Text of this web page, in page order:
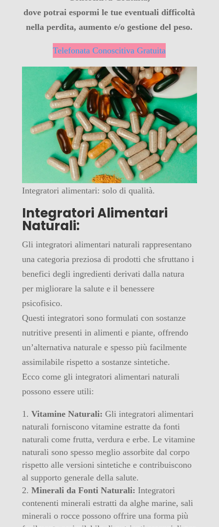
dove potrai espormi le tue eventuali difficoltà
nella perdita, aumento e/o gestione del peso.
Telefonata Conoscitiva Gratuita
Integratori alimentari: solo di qualità.
Integratori Alimentari
Naturali:
Gli integratori alimentari naturali rappresentano
una categoria preziosa di prodotti che sfruttano i
benefici degli ingredienti derivati dalla natura
per migliorare la salute e il benessere
psicofisico.
Questi integratori sono formulati con sostanze
nutritive presenti in alimenti e piante, offrendo
un’alternativa naturale e spesso più facilmente
assimilabile rispetto a sostanze sintetiche.
Ecco come gli integratori alimentari naturali
possono essere utili:
Vitamine Naturali: Gli integratori alimentari
naturali forniscono vitamine estratte da fonti
naturali come frutta, verdura e erbe. Le vitamine
naturali sono spesso meglio assorbite dal corpo
rispetto alle versioni sintetiche e contribuiscono
al supporto generale della salute.
Minerali da Fonti Naturali: Integratori
contenenti minerali estratti da alghe marine, sali
minerali o rocce possono offrire una forma più